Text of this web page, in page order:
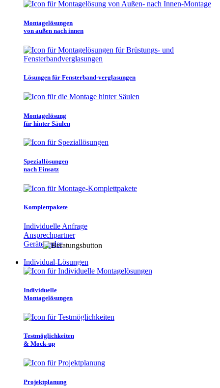
Montagelösungen
von außen nach innen
Lösungen für Fensterband-verglasungen
Montagelösung
für hinter Säulen
Speziallösungen
nach Einsatz
Komplettpakete
Individuelle Anfrage
Ansprechpartner
Gerätefinder
Individual-Lösungen
Individuelle
Montagelösungen
Testmöglichkeiten
& Mock-up
Projektplanung